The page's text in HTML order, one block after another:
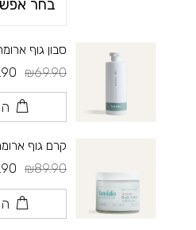
סבון גוף
₪69.90
קרם גוף
₪89.90